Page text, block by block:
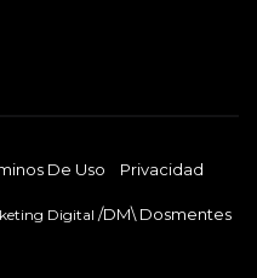
De Uso Privacidad
Digital /DM\ Dosmentes